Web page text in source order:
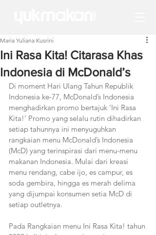
Ini Rasa Kita! Citarasa Khas
Indonesia di McDonald’s
Maria Yuliana Kusrini
Di moment Hari Ulang Tahun Republik
Indonesia ke-77, McDonald’s Indonesia
menghadirkan promo bertajuk ‘Ini Rasa
Kita!’ Promo yang selalu rutin dihadirkan
setiap tahunnya ini menyuguhkan
rangkaian menu McDonald’s Indonesia
(McD) yang terinspirasi dari menu-menu
makanan Indonesia. Mulai dari kreasi
menu rendang, cabe ijo, es campur, es
soda gembira, hingga es merah delima
yang dijumpai konsumen setia McD di
setiap outletnya.
Pada Rangkaian menu Ini Rasa Kita! tahun